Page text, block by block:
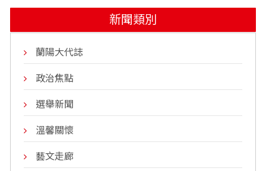
新聞類別
蘭陽大代誌
政治焦點
選舉新聞
溫馨關懷
藝文走廊